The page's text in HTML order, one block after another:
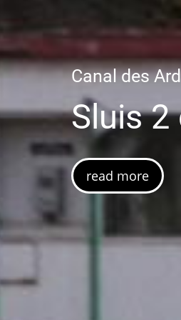
Canal des
Sluis 2
read more